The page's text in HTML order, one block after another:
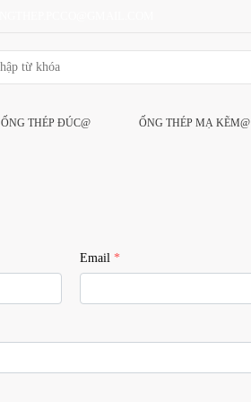
ỐNG THÉP ĐÚC@ ỐNG THÉP MẠ KẼM@
Email